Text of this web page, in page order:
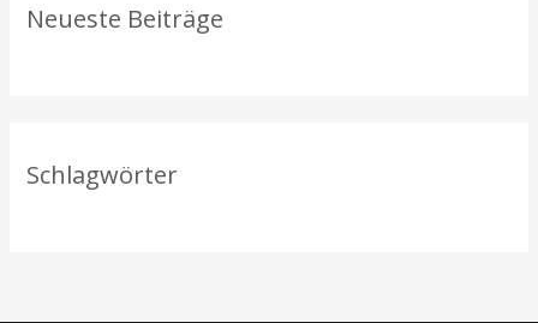
Neueste Beiträge
Schlagwörter